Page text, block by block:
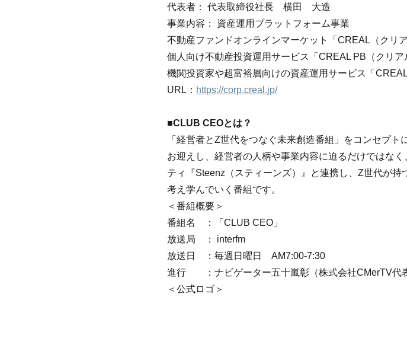
代表者： 代表取締役社長　横田　大造
事業内容： 資産運用プラットフォーム事業
不動産ファンドオンラインマーケット「CREAL（クリア
個人向け不動産投資運用サービス「CREAL PB（クリア
機関投資家や超富裕層向けの資産運用サービス「
URL： https://corp.creal.jp/
■CLUB CEOとは？
「経営者とZ世代をつなぐ未来創造番組」をコンセプ
お迎えし、経営者の人柄や事業内容に迫るだけではな
ティ『Steenz（スティーンズ）』と連携し、Z世代が
考え学んでいく番組です。
＜番組概要＞
番組名　：「CLUB CEO」
放送局　： interfm
放送日　：毎週日曜日　AM7:00-7:30
進行　　：ナビゲーター五十嵐彰（株式会社CMerTV代
＜公式ロゴ＞